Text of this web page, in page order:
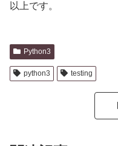
以上です。
Python3
python3 testing